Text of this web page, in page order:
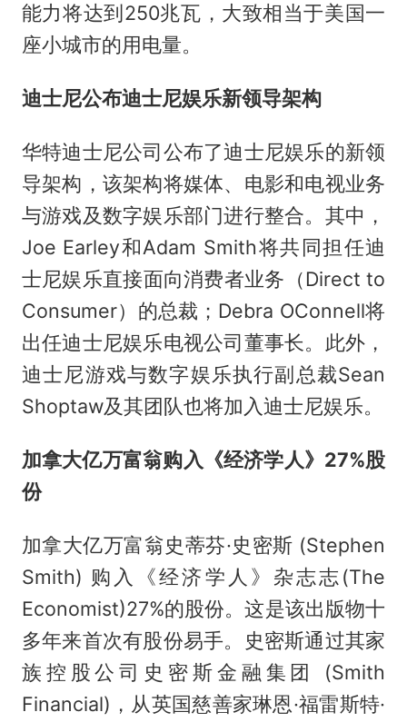
能力将达到250兆瓦，大致相当于美国一
座小城市的用电量。
迪士尼公布迪士尼娱乐新领导架构
华特迪士尼公司公布了迪士尼娱乐的新领
导架构，该架构将媒体、电影和电视业务
与游戏及数字娱乐部门进行整合。其中，
Joe Earley和Adam Smith将共同担任迪
士尼娱乐直接面向消费者业务（Direct to
Consumer）的总裁；Debra OConnell将
出任迪士尼娱乐电视公司董事长。此外，
迪士尼游戏与数字娱乐执行副总裁Sean
Shoptaw及其团队也将加入迪士尼娱乐。
加拿大亿万富翁购入《经济学人》27%股
份
加拿大亿万富翁史蒂芬·史密斯 (Stephen
Smith) 购入《经济学人》杂志志(The
Economist)27%的股份。这是该出版物十
多年来首次有股份易手。史密斯通过其家
族控股公司史密斯金融集团 (Smith
Financial)，从英国慈善家琳恩·福雷斯特·